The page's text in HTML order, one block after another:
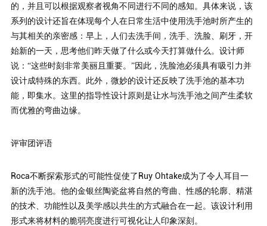
的，并且可以根据观察者视角不同进行不同的感知。具体来说，该
系列的设计还旨在体现每个人在日常生活中使用洗手池时所产生的
与其相关的亲密感：早上，人们去洗手间，洗手、洗脸、刷牙，开
始新的一天，思考他们昨天做了什么或今天打算做什么。设计师
说： “这些时刻非常美丽且重要。 ”因此，洗脸池必须具有吸引力并
设计成特殊的东西。此外，微妙的设计还反映了洗手池的基本功
能，即集水。这里的指导性设计原则是让水与洗手池之间产生柔软
而优雅的弯曲边缘。
评审团评语
Roca不断探索形式的可能性促使了Ruy Ohtake成为了令人耳目一
新的洗手池。他的金银丝陶瓷盆将自然的弯曲、性感的轮廓、精湛
的技术、功能性以及美学感以共生的方式融合在一起。该设计利用
形式来将材料的脆弱亮度进行可视化让人印象深刻。